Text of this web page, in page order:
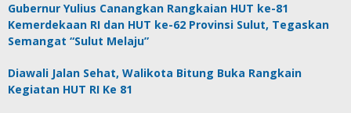
Gubernur Yulius Canangkan Rangkaian HUT ke-81
Kemerdekaan RI dan HUT ke-62 Provinsi Sulut, Tegaskan
Semangat “Sulut Melaju”
Diawali Jalan Sehat, Walikota Bitung Buka Rangkain
Kegiatan HUT RI Ke 81